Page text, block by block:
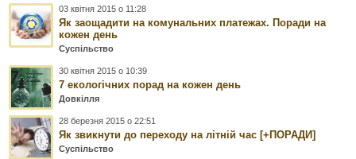
03 квітня 2015 о 11:28
Як заощадити на комунальних платежах. Поради на
кожен день
Суспільство
30 квітня 2015 о 10:39
7 екологічних порад на кожен день
Довкілля
28 березня 2015 о 22:51
Як звикнути до переходу на літній час [+ПОРАДИ]
Суспільство